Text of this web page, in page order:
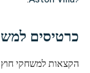
כרטיסים